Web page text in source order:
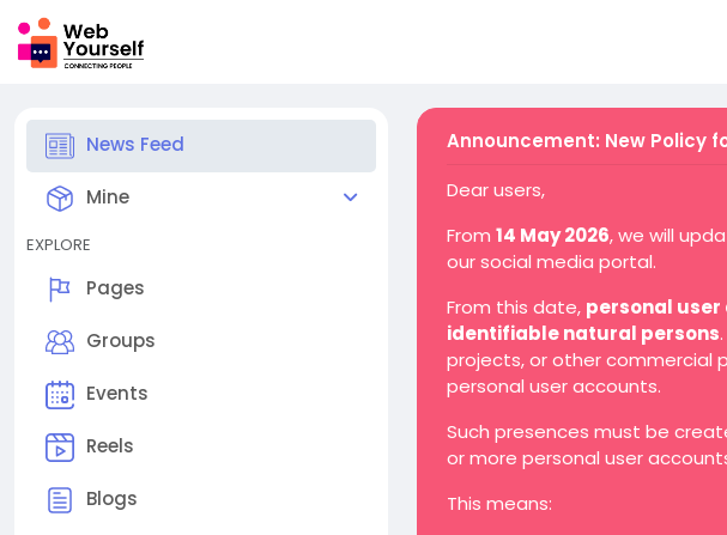
News Feed
Mine
EXPLORE
Pages
Groups
Events
Reels
Blogs
Announcement: New Policy
Dear users,
From 14 May 2026, we will
our social media portal.
From this date, personal user
identifiable natural persons
projects, or other commercial
personal user accounts.
Such presences must be
or more personal user
This means: